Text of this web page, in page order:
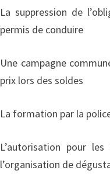
La suppression de
permis de conduire
Une campagne
prix lors des soldes
La formation par la
L’autorisation pour
l’organisation de